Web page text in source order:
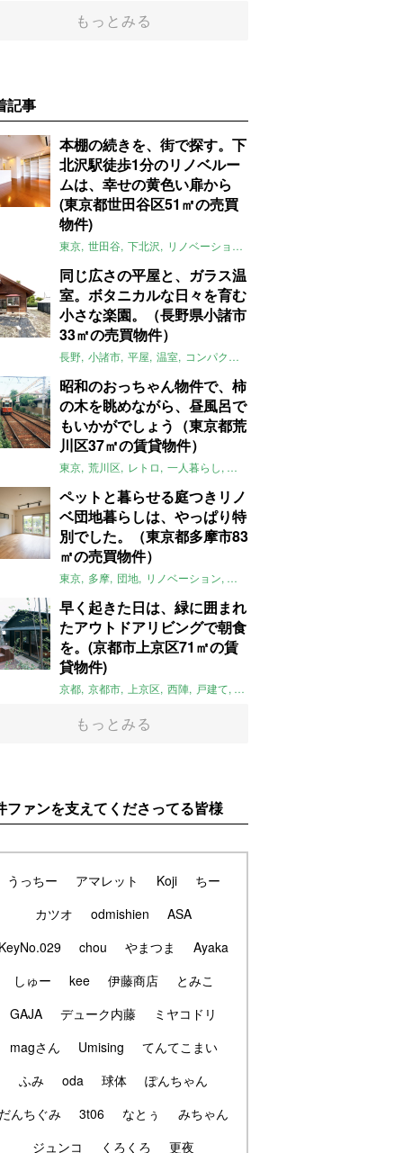
もっとみる
記事
本棚の続きを、街で探す。下
北沢駅徒歩1分のリノベルー
ムは、幸せの黄色い扉から
(東京都世田谷区51㎡の売買
物件)
東京 世田谷 下北沢 リノベーション
同じ広さの平屋と、ガラス温
室。ボタニカルな日々を育む
小さな楽園。（長野県小諸市
33㎡の売買物件）
長野 小諸市 平屋 温室 コンパクト
昭和のおっちゃん物件で、柿
の木を眺めながら、昼風呂で
もいかがでしょう（東京都荒
川区37㎡の賃貸物件）
東京 荒川区 レトロ 一人暮らし タイル
ペットと暮らせる庭つきリノ
ベ団地暮らしは、やっぱり特
別でした。（東京都多摩市83
㎡の売買物件）
東京 多摩 団地 リノベーション 庭
早く起きた日は、緑に囲まれ
たアウトドアリビングで朝食
を。(京都市上京区71㎡の賃
貸物件)
京都 京都市 上京区 西陣 戸建て 平屋
もっとみる
ファンを支えてくださってる皆様
うっちー アマレット Koji
ちー
カツオ
odmishien
ASA
chou やまつま
Ayaka
しゅー
kee 伊藤商店
とみこ
GAJA
デューク内藤
ミヤコドリ
magさん
Umising
てんてこまい
ふみ
oda 球体
ぽんちゃん
んちぐみ
3t06 なとぅ
みちゃん
ジュンコ
くろくろ 更夜